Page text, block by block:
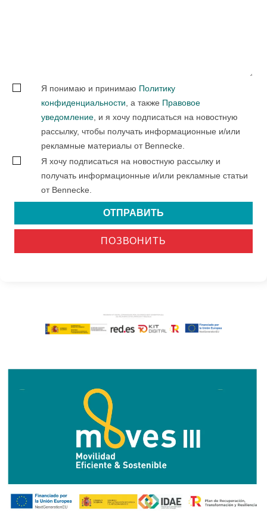
Я понимаю и принимаю Политику
конфиденциальности , а также Правовое
уведомление , и я хочу подписаться на новостную
рассылку, чтобы получать информационные и/или
рекламные материалы от Bennecke.
Я хочу подписаться на новостную рассылку и
получать информационные и/или рекламные статьи
от Bennecke.
ОТПРАВИТЬ
ПОЗВОНИТЬ